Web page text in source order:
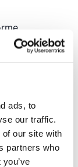
ads, to
our traffic.
our site with
partners who
de cloud
prise en
des
sites,